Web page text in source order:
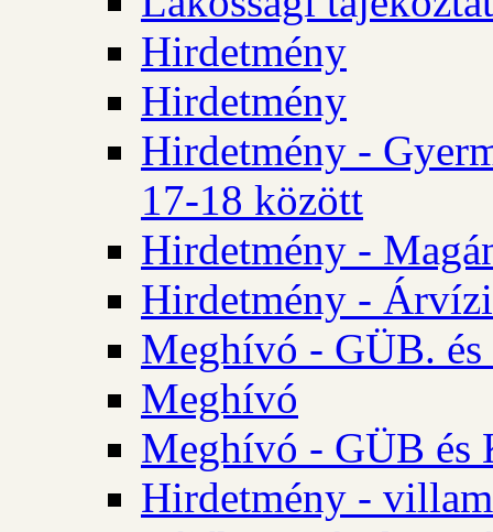
Hirdetmény
Hirdetmény
Hirdetmény -
17-18 között
Hirdetmény -
Hirdetmény -
Meghívó - GÜB.
Meghívó
Meghívó - GÜB és
Hirdetmény -